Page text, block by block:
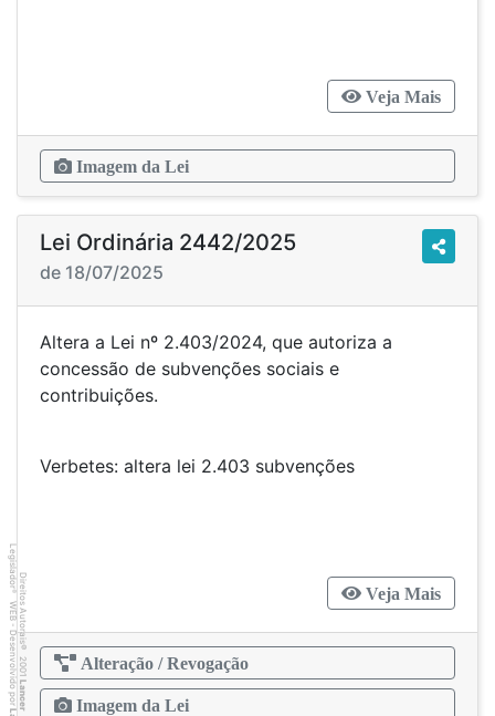
Veja Mais
Imagem da Lei
Lei Ordinária 2442/2025
de 18/07/2025
Altera a Lei nº 2.403/2024, que autoriza a
concessão de subvenções sociais e
contribuições.
Verbetes: altera lei 2.403 subvenções
Veja Mais
Alteração / Revogação
Imagem da Lei
Direitos Autorais
©
2001
Lancer
Legislador
®
WEB - Desenvolvido por